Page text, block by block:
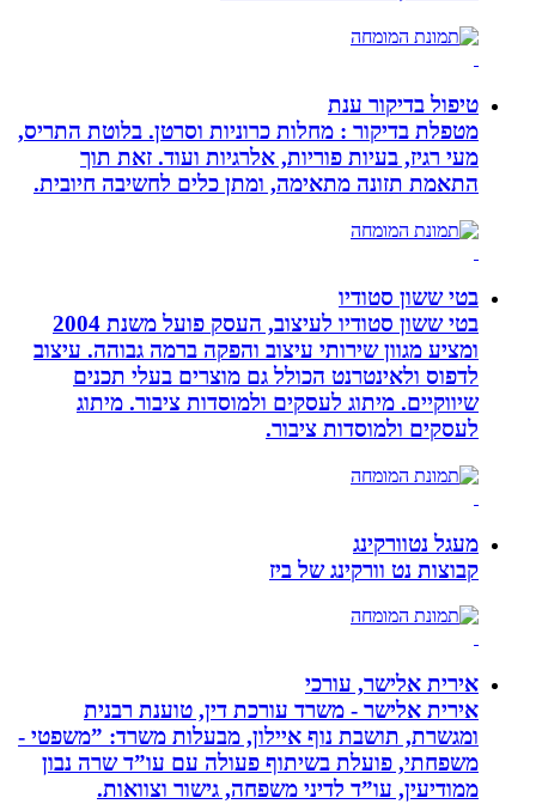
טיפול בדיקור ענת
מטפלת בדיקור : מחלות כרוניות וסרטן. בלוטת התריס,
מעי רגיז, בעיות פוריות, אלרגיות ועוד. זאת תוך
התאמת תזונה מתאימה, ומתן כלים לחשיבה חיובית.
בטי ששון סטודיו
בטי ששון סטודיו לעיצוב, העסק פועל משנת 2004
ומציע מגוון שירותי עיצוב והפקה ברמה גבוהה. עיצוב
לדפוס ולאינטרנט הכולל גם מוצרים בעלי תכנים
שיווקיים. מיתוג לעסקים ולמוסדות ציבור. מיתוג
לעסקים ולמוסדות ציבור.
מעגל נטוורקינג
קבוצות נט וורקינג של ביז
אירית אלישר, עורכי
אירית אלישר - משרד עורכת דין, טוענת רבנית
ומגשרת, תושבת נוף איילון, מבעלות משרד: ”משפטי -
משפחתי, פועלת בשיתוף פעולה עם עו”ד שרה נבון
ממודיעין, עו”ד לדיני משפחה, גישור וצוואות.